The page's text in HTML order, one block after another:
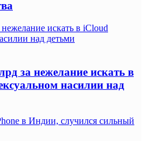
искать в iCloud
над детьми
за нежелание искать в
насилии над
в Индии, случился сильный